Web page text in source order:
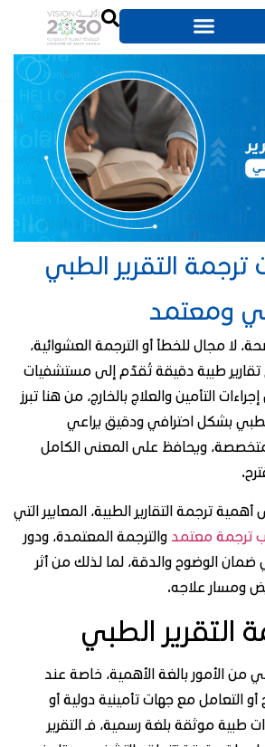
التقرير الطبي
ومعتمد
مجال للخطأ أو الترجمة العشوائية،
طبية دقيقة تُقدَّم إلى مستشفيات
التأمين والعلاج بالخارج، من هنا تبرز
بشكل احترافي ودقيق يراعي
ويحافظ على المعنى الكامل
التقارير الطبية، المعايير التي
معتمدوالترجمة المعتمدة، ودور
الوضوح والدقة، لما لذلك من أثر
علاجه.
الطبي
الأمور بالغة الأهمية، خاصة عند
مع جهات تأمينية دولية أو
موثقة بلغة رسمية، فـ التقرير